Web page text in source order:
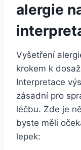
alergie
Vyšetření
krokem k
Interpretace
zásadní pro
⁣léčbu. Zde je
byste měli
lepek: